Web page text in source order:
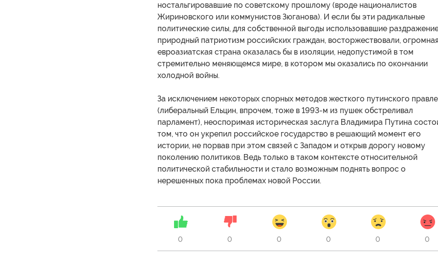
ностальгировавшие по советскому прошлому (вроде националистов
Жириновского или коммунистов Зюганова). И если бы эти радикальные
политические силы, для собственной выгоды использовавшие
природный патриотизм российских граждан, восторжествовали, огромная
евроазиатская страна оказалась бы в изоляции, недопустимой в том
стремительно меняющемся мире, в котором мы оказались по окончании
холодной войны.
За исключением некоторых спорных методов жесткого путинского
(либеральный Ельцин, впрочем, тоже в 1993-м из пушек обстреливал
парламент), неоспоримая историческая заслуга Владимира Путина
том, что он укрепил российское государство в решающий момент его
истории, не порвав при этом связей с Западом и открыв дорогу новому
поколению политиков. Ведь только в таком контексте относительной
политической стабильности и стало возможным поднять вопрос о
нерешенных пока проблемах новой России.
0 0 0 0 0 0